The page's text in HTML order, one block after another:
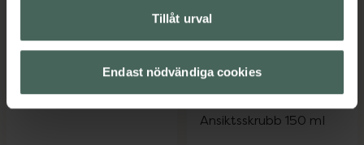
Tillåt urval
Endast nödvändiga cookies
Neutrogena Clear &
4.5 av 5 i omdöme
Refreshingly Clear
Exfoliator
Ansiktsskrubb 150 ml